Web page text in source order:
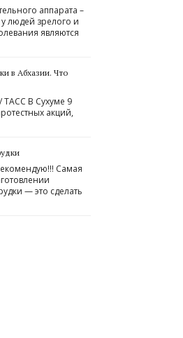
аппарата –
людей зрелого и
являются
в Абхазии. Что
ТАСС В Сухуме 9
акций,
Самая
— это сделать